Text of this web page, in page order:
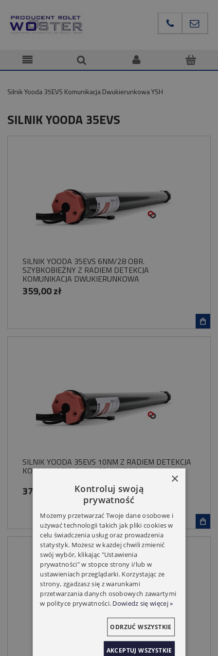
Silnik Yooda 35EVS Komunikacja Dwukierunkowa YSH
SILNIK YOODA 35EVS
SILNIK YOODA 35EVS 6NM/28 OBR.
SZYBKOBIEŻNY Z RADIEM DETEKCJA
KOMUNIKACJA DWUKIERUNKOWA
359,00 zł
SILNIK YOODA 35EVS 10NM Z RADIEM DETEKCJA
KOMUNIKACJA DWUKIERUNKOWA
379,00 zł
×
Kontroluj swoją
prywatność
Możemy przetwarzać Twoje dane osobowe i
używać technologii takich jak pliki cookies w
celu świadczenia usług oraz prowadzenia
statystyk. Możesz w każdej chwili zmienić
swój wybór, klikając "Ustawienia
prywatności" w stopce strony i/lub w
ustawieniach przeglądarki. Korzystając ze
strony, zgadzasz się z warunkami
przetwarzania danych osobowych zawartymi
w polityce prywatności. Dowiedz się więcej »
AKCEPTUJ WSZYSTKIE
ODRZUĆ WSZYSTKIE